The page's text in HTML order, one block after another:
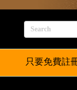
只要免費註